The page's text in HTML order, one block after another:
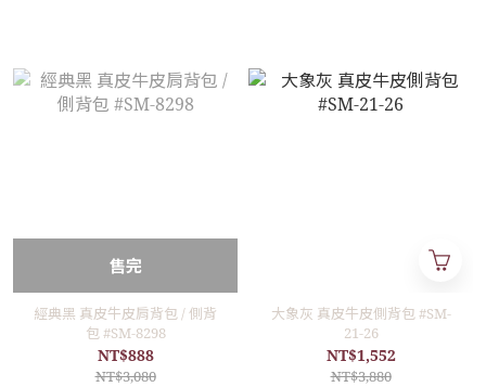
售完
經典黑 真皮牛皮肩背包 / 側背
包 #SM-8298
NT$888
NT$3,080
大象灰 真皮牛皮側背包 #SM-
21-26
NT$1,552
NT$3,880